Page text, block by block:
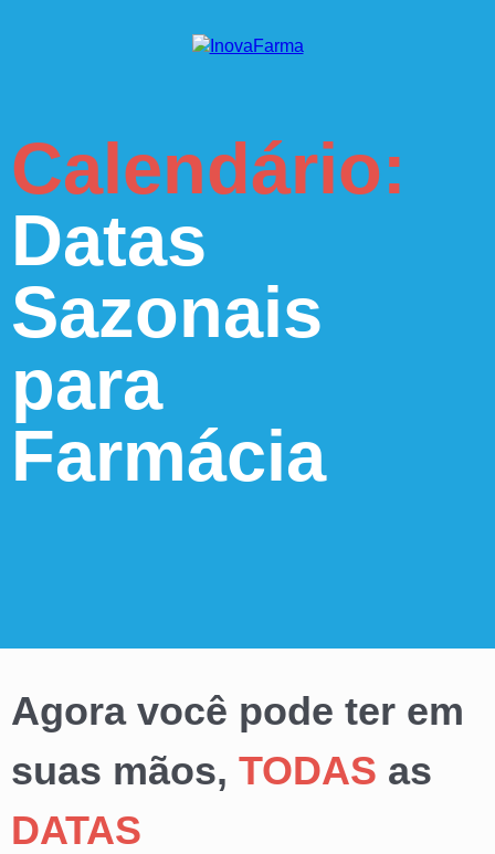
Calendário:
Datas
Sazonais
para
Farmácia
Agora você pode ter em
suas mãos, TODAS as
DATAS